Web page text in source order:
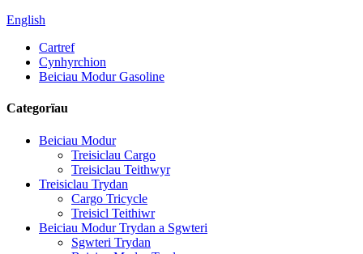
English
Cartref
Cynhyrchion
Beiciau Modur Gasoline
Categorïau
Beiciau Modur
Treisiclau Cargo
Treisiclau Teithwyr
Treisiclau Trydan
Cargo Tricycle
Treisicl Teithiwr
Beiciau Modur Trydan a Sgwteri
Sgwteri Trydan